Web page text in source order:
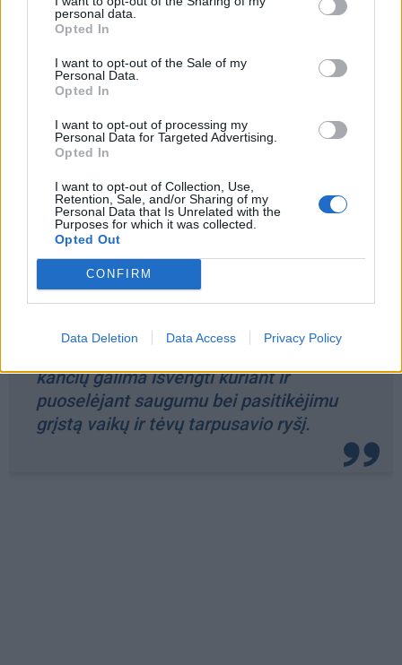
personal data.
Opted In
I want to opt-out of the Sale of my
Personal Data.
Opted In
I want to opt-out of processing my
Personal Data for Targeted Advertising.
Opted In
I want to opt-out of Collection, Use,
Retention, Sale, and/or Sharing of my
Personal Data that Is Unrelated with the
Purposes for which it was collected.
Opted Out
CONFIRM
Data Deletion Data Access Privacy Policy
sudėtingesni. Kartais iš vienos šeimos gaunama net
kelias dešimtis pranešimų.
Išsiskyrusių porų skundų turinys pats įvairiausias -
vaikas atvežtas be šaliko, vaikas savaitgalį nevalgė
sriubos, vaikas apkirptas ne taip, kaip norėjo kitas iš
tėvų ir panašiai. Ir į visus šiuos atvejus vaiko teisių
gynėjai privalo reaguoti, vykti į šeimą, kalbėtis su vaiku,
tėvais ir vertinti vaiko situaciją.
kančių galima išvengti kuriant ir
puoselėjant saugumu bei pasitikėjimu
grįstą vaikų ir tėvų tarpusavio ryšį.